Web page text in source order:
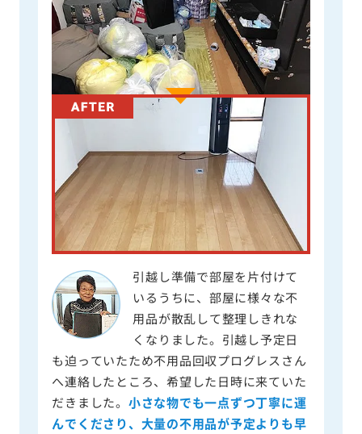
引越し準備で部屋を片付けて
いるうちに、部屋に様々な不
用品が散乱して整理しきれな
くなりました。引越し予定日
も迫っていたため不用品回収プログレスさん
へ連絡したところ、希望した日時に来ていた
だきました。 小さな物でも一点ずつ丁寧に運
んでくださり、大量の不用品が予定よりも早